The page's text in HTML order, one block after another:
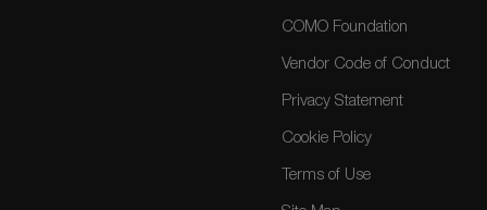
COMO Foundation
Vendor Code of Conduct
Privacy Statement
Cookie Policy
Terms of Use